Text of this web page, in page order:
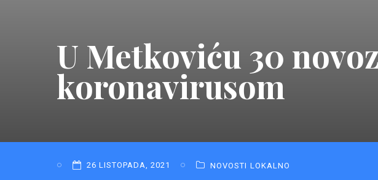
U Metkoviću 30
koronavirusom
26 LISTOPADA, 2021 NOVOSTI LOKALNO